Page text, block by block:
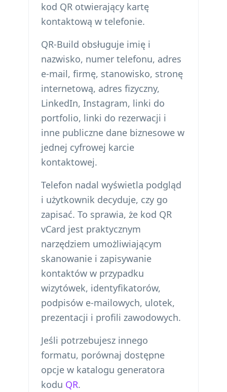
kod QR otwierający kartę
kontaktową w telefonie.
QR-Build obsługuje imię i
nazwisko, numer telefonu, adres
e-mail, firmę, stanowisko, stronę
internetową, adres fizyczny,
LinkedIn, Instagram, linki do
portfolio, linki do rezerwacji i
inne publiczne dane biznesowe w
jednej cyfrowej karcie
kontaktowej.
Telefon nadal wyświetla podgląd
i użytkownik decyduje, czy go
zapisać. To sprawia, że ​​kod QR
vCard jest praktycznym
narzędziem umożliwiającym
skanowanie i zapisywanie
kontaktów w przypadku
wizytówek, identyfikatorów,
podpisów e-mailowych, ulotek,
prezentacji i profili zawodowych.
Jeśli potrzebujesz innego
formatu, porównaj dostępne
opcje w katalogu generatora
kodu QR.